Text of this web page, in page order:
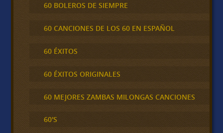
60 BOLEROS DE SIEMPRE
60 CANCIONES DE LOS 60 EN ESPAÑOL
60 ÉXITOS
60 ÉXITOS ORIGINALES
60 MEJORES ZAMBAS MILONGAS CANCIONES
60'S